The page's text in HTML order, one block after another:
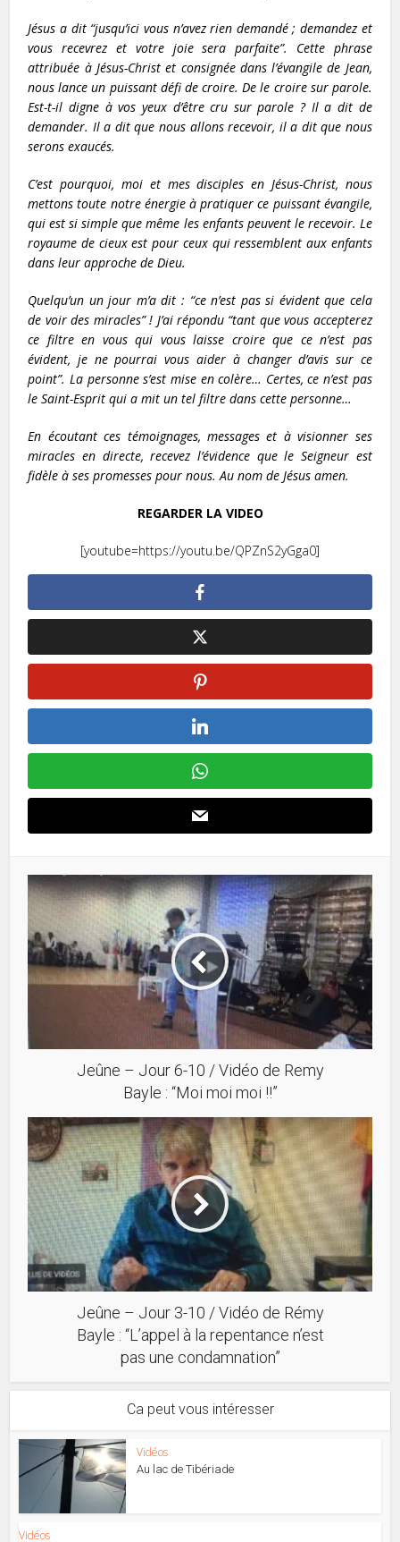
Jésus a dit “jusqu’ici vous n’avez rien demandé ; demandez et
vous recevrez et votre joie sera parfaite”. Cette phrase
attribuée à Jésus-Christ et consignée dans l’évangile de Jean,
nous lance un puissant défi de croire. De le croire sur parole.
Est-t-il digne à vos yeux d’être cru sur parole ? Il a dit de
demander. Il a dit que nous allons recevoir, il a dit que nous
serons exaucés.
C’est pourquoi, moi et mes disciples en Jésus-Christ, nous
mettons toute notre énergie à pratiquer ce puissant évangile,
qui est si simple que même les enfants peuvent le recevoir. Le
royaume de cieux est pour ceux qui ressemblent aux enfants
dans leur approche de Dieu.
Quelqu’un un jour m’a dit : “ce n’est pas si évident que cela
de voir des miracles” ! J’ai répondu “tant que vous accepterez
ce filtre en vous qui vous laisse croire que ce n’est pas
évident, je ne pourrai vous aider à changer d’avis sur ce
point”. La personne s’est mise en colère… Certes, ce n’est pas
le Saint-Esprit qui a mit un tel filtre dans cette personne…
En écoutant ces témoignages, messages et à visionner ses
miracles en directe, recevez l’évidence que le Seigneur est
fidèle à ses promesses pour nous. Au nom de Jésus amen.
REGARDER LA VIDEO
[youtube=https://youtu.be/QPZnS2yGga0]
Jeûne – Jour 6-10 / Vidéo de Remy
Bayle : “Moi moi moi !!”
Jeûne – Jour 3-10 / Vidéo de Rémy
Bayle : “L’appel à la repentance n’est
pas une condamnation”
Ca peut vous intéresser
Vidéos
Au lac de Tibériade
Vidéos